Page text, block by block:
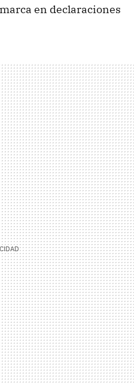
en declaraciones